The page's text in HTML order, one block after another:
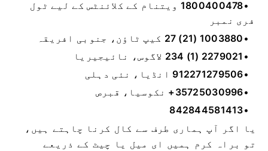
1800400478 ویتنام کے کلائنٹس کے لیے ٹول
فری نمبر
27 (21) 1003880 کیپ ٹاؤن، جنوبی افریقہ
234 (1) 2279021 لاگوس، نائیجیریا
912271279506 انڈیا، نئی دہلی
+35725030996 نکوسیا، قبرص
842844581413
یا اگر آپ ہماری طرف سے کال کرنا چاہتے ہیں،
تو براہ کرم ہمیں ای میل یا چیٹ کے ذریعے